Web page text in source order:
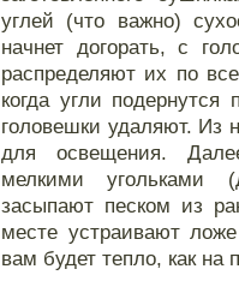
углей (что важно)
начнет догорать, с
распределяют их по
когда угли
головешки удаляют. Из
для освещения.
мелкими угольками
засыпают песком из
месте устраивают
вам будет тепло, как на